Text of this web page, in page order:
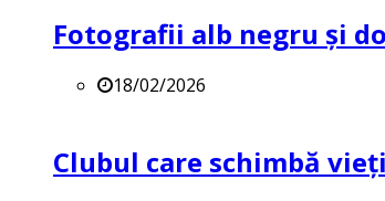
Fotografii alb negru și
18/02/2026
Clubul care schimbă